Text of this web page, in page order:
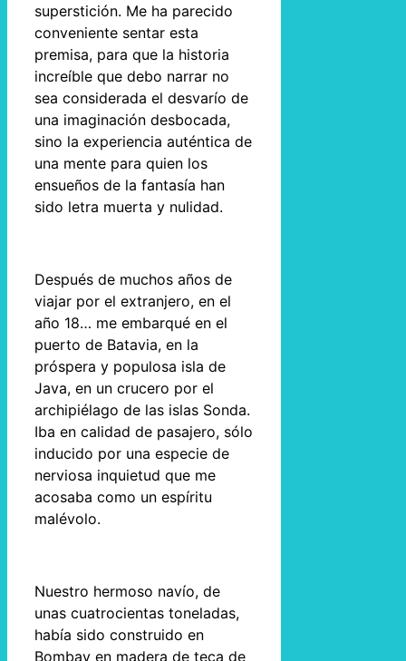
superstición. Me ha parecido
conveniente sentar esta
premisa, para que la historia
increíble que debo narrar no
sea considerada el desvarío de
una imaginación desbocada,
sino la experiencia auténtica de
una mente para quien los
ensueños de la fantasía han
sido letra muerta y nulidad.
Después de muchos años de
viajar por el extranjero, en el
año 18… me embarqué en el
puerto de Batavia, en la
próspera y populosa isla de
Java, en un crucero por el
archipiélago de las islas Sonda.
Iba en calidad de pasajero, sólo
inducido por una especie de
nerviosa inquietud que me
acosaba como un espíritu
malévolo.
Nuestro hermoso navío, de
unas cuatrocientas toneladas,
había sido construido en
Bombay en madera de teca de